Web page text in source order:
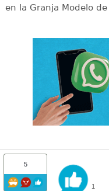
en la Granja Modelo
5
1